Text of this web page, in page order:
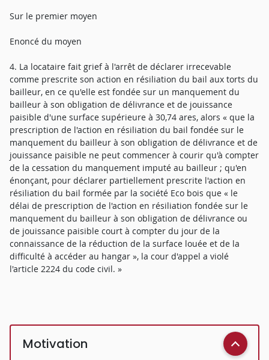
Sur le premier moyen
Enoncé du moyen
4. La locataire fait grief à l'arrêt de déclarer irrecevable
comme prescrite son action en résiliation du bail aux torts du
bailleur, en ce qu'elle est fondée sur un manquement du
bailleur à son obligation de délivrance et de jouissance
paisible d'une surface supérieure à 30,74 ares, alors « que la
prescription de l'action en résiliation du bail fondée sur le
manquement du bailleur à son obligation de délivrance et de
jouissance paisible ne peut commencer à courir qu'à compter
de la cessation du manquement imputé au bailleur ; qu'en
énonçant, pour déclarer partiellement prescrite l'action en
résiliation du bail formée par la société Eco bois que « le
délai de prescription de l'action en résiliation fondée sur le
manquement du bailleur à son obligation de délivrance ou
de jouissance paisible court à compter du jour de la
connaissance de la réduction de la surface louée et de la
difficulté à accéder au hangar », la cour d'appel a violé
l'article 2224 du code civil. »
Motivation